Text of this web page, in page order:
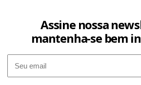
Assine nossa
mantenha-se bem